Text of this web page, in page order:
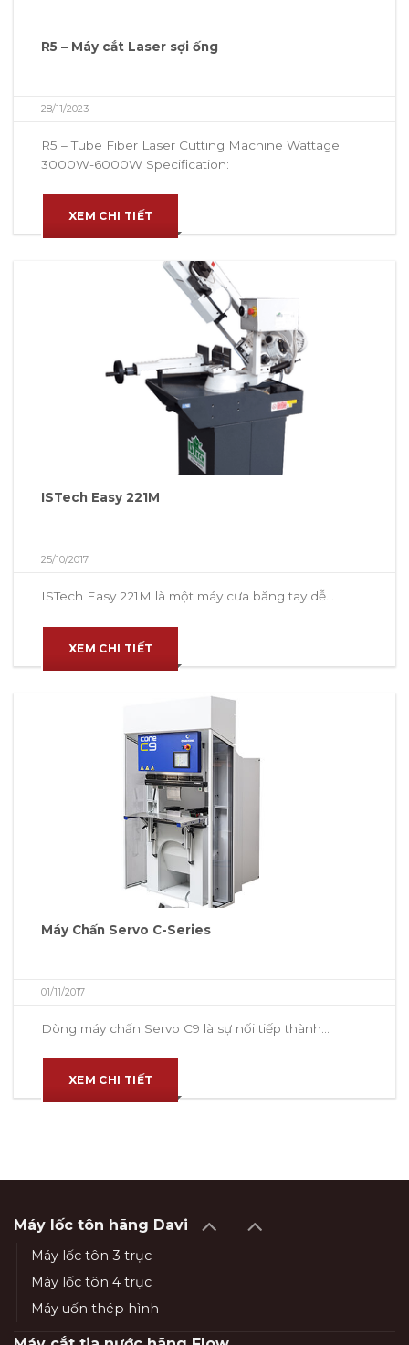
R5 – Máy cắt Laser sợi ống
28/11/2023
R5 – Tube Fiber Laser Cutting Machine Wattage:
3000W-6000W Specification:
XEM CHI TIẾT
ISTech Easy 221M
25/10/2017
ISTech Easy 221M là một máy cưa băng tay dễ...
XEM CHI TIẾT
Máy Chấn Servo C-Series
01/11/2017
Dòng máy chấn Servo C9 là sự nối tiếp thành...
XEM CHI TIẾT
Máy lốc tôn hãng Davi
Máy lốc tôn 3 trục
Máy lốc tôn 4 trục
Máy uốn thép hình